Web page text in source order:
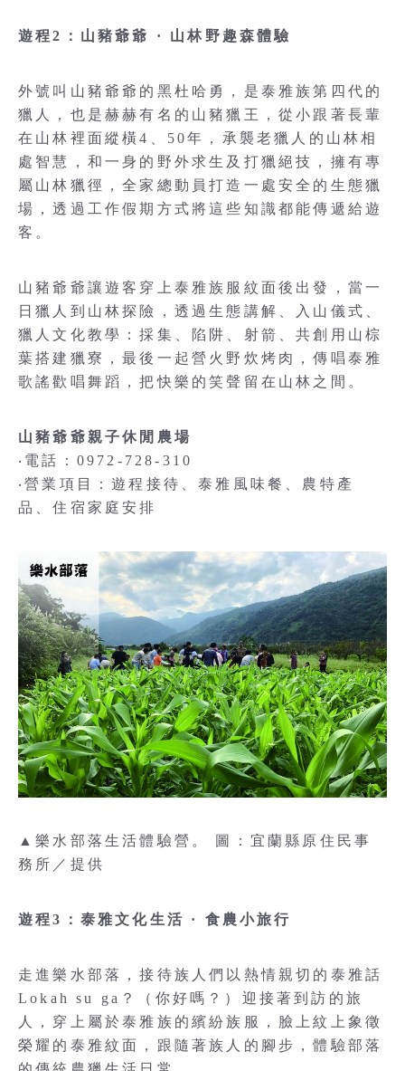
遊程2：山豬爺爺 · 山林野趣森體驗
外號叫山豬爺爺的黑杜哈勇，是泰雅族第四代的
獵人，也是赫赫有名的山豬獵王，從小跟著長輩
在山林裡面縱橫4、50年，承襲老獵人的山林相
處智慧，和一身的野外求生及打獵絕技，擁有專
屬山林獵徑，全家總動員打造一處安全的生態獵
場，透過工作假期方式將這些知識都能傳遞給遊
客。
山豬爺爺讓遊客穿上泰雅族服紋面後出發，當一
日獵人到山林探險，透過生態講解、入山儀式、
獵人文化教學：採集、陷阱、射箭、共創用山棕
葉搭建獵寮，最後一起營火野炊烤肉，傳唱泰雅
歌謠歡唱舞蹈，把快樂的笑聲留在山林之間。
山豬爺爺親子休閒農場
‧電話：0972-728-310
‧營業項目：遊程接待、泰雅風味餐、農特產
品、住宿家庭安排
▲樂水部落生活體驗營。 圖：宜蘭縣原住民事
務所／提供
遊程3：泰雅文化生活 · 食農小旅行
走進樂水部落，接待族人們以熱情親切的泰雅話
Lokah su ga？（你好嗎？）迎接著到訪的旅
人，穿上屬於泰雅族的繽紛族服，臉上紋上象徵
榮耀的泰雅紋面，跟隨著族人的腳步，體驗部落